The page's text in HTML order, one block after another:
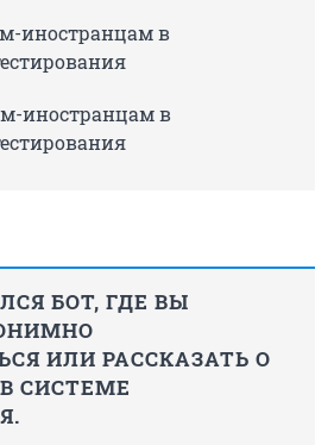
иностранцам в
иностранцам в
БОТ, ГДЕ ВЫ
ИЛИ РАССКАЗАТЬ О
СИСТЕМЕ